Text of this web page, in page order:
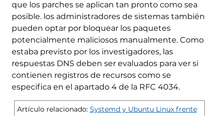
que los parches se aplican tan pronto como sea
posible. los administradores de sistemas también
pueden optar por bloquear los paquetes
potencialmente maliciosos manualmente. Como
estaba previsto por los investigadores, las
respuestas DNS deben ser evaluados para ver si
contienen registros de recursos como se
especifica en el apartado 4 de la RFC 4034.
Artículo relacionado: Systemd y Ubuntu Linux frente